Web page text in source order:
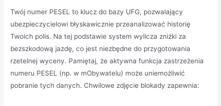
Twój numer PESEL to klucz do bazy UFG, pozwalający
ubezpieczycielowi błyskawicznie przeanalizować historię
Twoich polis. Na tej podstawie system wylicza zniżki za
bezszkodową jazdę, co jest niezbędne do przygotowania
rzetelnej wyceny. Pamiętaj, że aktywna funkcja zastrzeżenia
numeru PESEL (np. w mObywatelu) może uniemożliwić
pobranie tych danych. Chwilowe zdjęcie blokady zapewnia: